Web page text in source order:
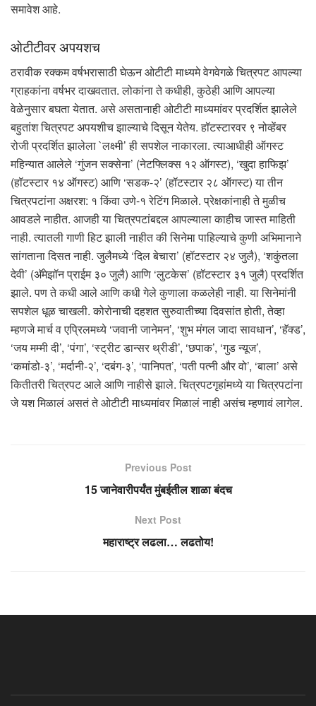
समावेश आहे.
ओटीटीवर अपयशच
ठरावीक रक्कम वर्षभरासाठी घेऊन ओटीटी माध्यमे वेगवेगळे चित्रपट आपल्या
ग्राहकांना वर्षभर दाखवतात. लोकांना ते कधीही, कुठेही आणि आपल्या
वेळेनुसार बघता येतात. असे असतानाही ओटीटी माध्यमांवर प्रदर्शित झालेले
बहुतांश चित्रपट अपयशीच झाल्याचे दिसून येतेय. हॉटस्टारवर ९ नोव्हेंबर
रोजी प्रदर्शित झालेला `लक्ष्मी’ ही सपशेल नाकारला. त्याआधीही ऑगस्ट
महिन्यात आलेले ‘गुंजन सक्सेना’ (नेटफ्लिक्स १२ ऑगस्ट), ‘खुदा हाफिझ’
(हॉटस्टार १४ ऑगस्ट) आणि ‘सडक-२’ (हॉटस्टार २८ ऑगस्ट) या तीन
चित्रपटांना अक्षरश: १ किंवा उणे-१ रेटिंग मिळाले. प्रेक्षकांनाही ते मुळीच
आवडले नाहीत. आजही या चित्रपटांबद्दल आपल्याला काहीच जास्त माहिती
नाही. त्यातली गाणी हिट झाली नाहीत की सिनेमा पाहिल्याचे कुणी अभिमानाने
सांगताना दिसत नाही. जुलैमध्ये ‘दिल बेचारा’ (हॉटस्टार २४ जुलै), ‘शकुंतला
देवी’ (अ‍ॅमेझॉन प्राईम ३० जुलै) आणि ‘लुटकेस’ (हॉटस्टार ३१ जुलै) प्रदर्शित
झाले. पण ते कधी आले आणि कधी गेले कुणाला कळलेही नाही. या सिनेमांनी
सपशेल धूळ चाखली. कोरोनाची दहशत सुरुवातीच्या दिवसांत होती, तेव्हा
म्हणजे मार्च व एप्रिलमध्ये ‘जवानी जानेमन’, ‘शुभ मंगल जादा सावधान’, ‘हॅक्ड’,
‘जय मम्मी दी’, ‘पंगा’, ‘स्ट्रीट डान्सर थ्रीडी’, ‘छपाक’, ‘गुड न्यूज’,
‘कमांडो-३’, ‘मर्दानी-२’, ‘दबंग-३’, ‘पानिपत’, ‘पती पत्नी और वो’, ‘बाला’ असे
कितीतरी चित्रपट आले आणि नाहीसे झाले. चित्रपटगृहांमध्ये या चित्रपटांना
जे यश मिळालं असतं ते ओटीटी माध्यमांवर मिळालं नाही असंच म्हणावं लागेल.
Previous Post
15 जानेवारीपर्यंत मुंबईतील शाळा बंदच
Next Post
महाराष्ट्र लढला… लढतोय!